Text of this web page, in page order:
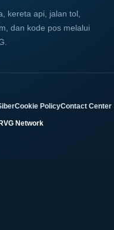
kereta api, jalan tol,
dan kode pos melalui
Cookie PolicyContact Center
Network